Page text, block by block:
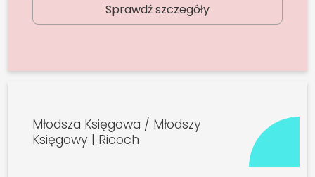
Sprawdź szczegóły
Młodsza Księgowa / Młodszy
Księgowy | Ricoch